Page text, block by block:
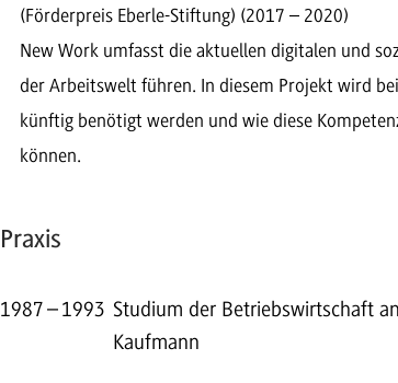
(Förderpreis Eberle-Stiftung) (2017 – 2020)
New Work umfasst die aktuellen digitalen und
der Arbeitswelt führen. In diesem Projekt wird
künftig benötigt werden und wie diese
können.
Praxis
1987–1993 Studium der Betriebswirtschaft
Kaufmann